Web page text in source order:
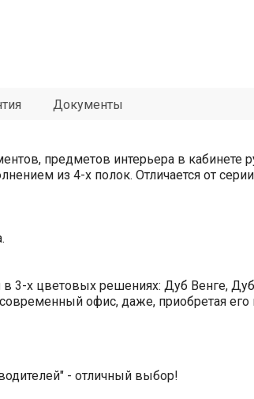
Документы
предметов интерьера в кабинете
из 4-х полок. Отличается от
3-х цветовых решениях: Дуб Венге,
офис, даже, приобретая его
- отличный выбор!